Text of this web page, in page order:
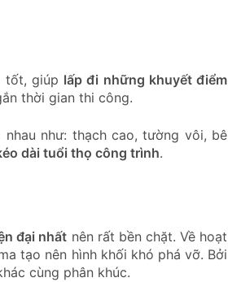
tốt, giúp lấp đi những khuyết điểm
thời gian thi công.
như: thạch cao, tường vôi, bê
dài tuổi thọ công trình.
đại nhất nên rất bền chặt. Về hoạt
tạo nên hình khối khó phá vỡ. Bởi
cùng phân khúc.